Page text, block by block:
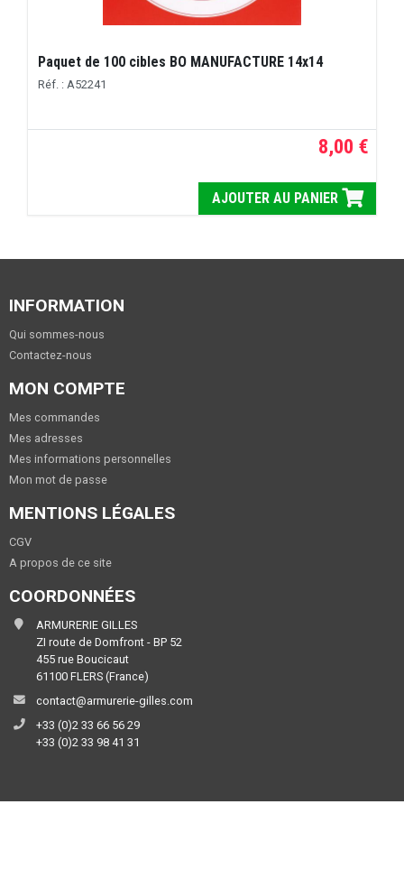
Paquet de 100 cibles BO MANUFACTURE 14x14
Réf. : A52241
8,00 €
AJOUTER AU PANIER
INFORMATION
Qui sommes-nous
Contactez-nous
MON COMPTE
Mes commandes
Mes adresses
Mes informations personnelles
Mon mot de passe
MENTIONS LÉGALES
CGV
A propos de ce site
COORDONNÉES
ARMURERIE GILLES
ZI route de Domfront - BP 52
455 rue Boucicaut
61100 FLERS (France)
contact@armurerie-gilles.com
+33 (0)2 33 66 56 29
+33 (0)2 33 98 41 31